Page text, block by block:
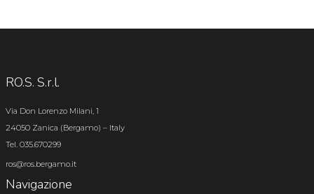
RO.S. S.r.l.
Via Don Lorenzo Milani, 1
24050 Zanica (Bergamo) – Italy
Tel. 035.670299
ros@ros.bergamo.it
Navigazione